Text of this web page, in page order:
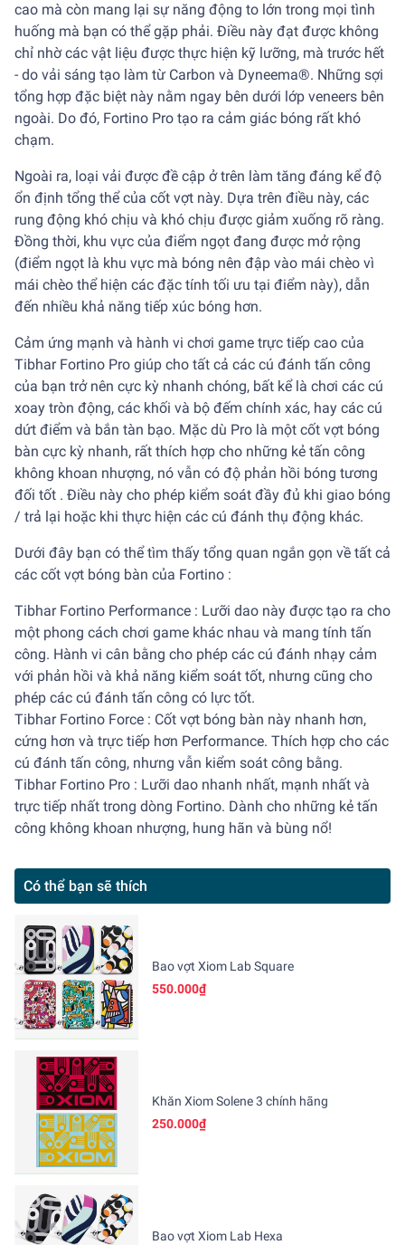
cao mà còn mang lại sự năng động to lớn trong mọi tình
huống mà bạn có thể gặp phải. Điều này đạt được không
chỉ nhờ các vật liệu được thực hiện kỹ lưỡng, mà trước hết
- do vải sáng tạo làm từ Carbon và Dyneema®. Những sợi
tổng hợp đặc biệt này nằm ngay bên dưới lớp veneers bên
ngoài. Do đó, Fortino Pro tạo ra cảm giác bóng rất khó
chạm.
Ngoài ra, loại vải được đề cập ở trên làm tăng đáng kể độ
ổn định tổng thể của cốt vợt này. Dựa trên điều này, các
rung động khó chịu và khó chịu được giảm xuống rõ ràng.
Đồng thời, khu vực của điểm ngọt đang được mở rộng
(điểm ngọt là khu vực mà bóng nên đập vào mái chèo vì
mái chèo thể hiện các đặc tính tối ưu tại điểm này), dẫn
đến nhiều khả năng tiếp xúc bóng hơn.
Cảm ứng mạnh và hành vi chơi game trực tiếp cao của
Tibhar Fortino Pro giúp cho tất cả các cú đánh tấn công
của bạn trở nên cực kỳ nhanh chóng, bất kể là chơi các cú
xoay tròn động, các khối và bộ đếm chính xác, hay các cú
dứt điểm và bắn tàn bạo. Mặc dù Pro là một cốt vợt bóng
bàn cực kỳ nhanh, rất thích hợp cho những kẻ tấn công
không khoan nhượng, nó vẫn có độ phản hồi bóng tương
đối tốt . Điều này cho phép kiểm soát đầy đủ khi giao bóng
/ trả lại hoặc khi thực hiện các cú đánh thụ động khác.
Dưới đây bạn có thể tìm thấy tổng quan ngắn gọn về tất cả
các cốt vợt bóng bàn của Fortino :
Tibhar Fortino Performance : Lưỡi dao này được tạo ra cho
một phong cách chơi game khác nhau và mang tính tấn
công. Hành vi cân bằng cho phép các cú đánh nhạy cảm
với phản hồi và khả năng kiểm soát tốt, nhưng cũng cho
phép các cú đánh tấn công có lực tốt.
Tibhar Fortino Force : Cốt vợt bóng bàn này nhanh hơn,
cứng hơn và trực tiếp hơn Performance. Thích hợp cho các
cú đánh tấn công, nhưng vẫn kiểm soát công bằng.
Tibhar Fortino Pro : Lưỡi dao nhanh nhất, mạnh nhất và
trực tiếp nhất trong dòng Fortino. Dành cho những kẻ tấn
công không khoan nhượng, hung hãn và bùng nổ!
Có thể bạn sẽ thích
Bao vợt Xiom Lab Square
550.000₫
Khăn Xiom Solene 3 chính hãng
250.000₫
Bao vợt Xiom Lab Hexa